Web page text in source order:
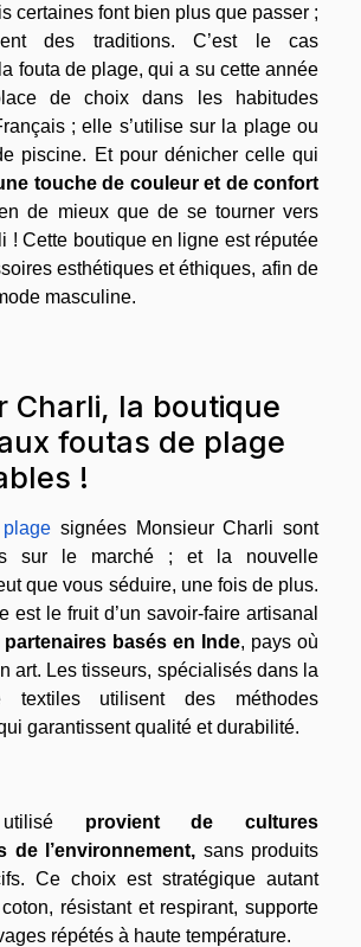
certaines font bien plus que passer ;
des traditions. C’est le cas
fouta de plage, qui a su cette année
de choix dans les habitudes
; elle s’utilise sur la plage ou
piscine. Et pour dénicher celle qui
touche de couleur et de confort
de mieux que de se tourner vers
! Cette boutique en ligne est réputée
esthétiques et éthiques, afin de
masculine.
Charli, la boutique
foutas de plage
!
signées Monsieur Charli sont
sur le marché ; et la nouvelle
que vous séduire, une fois de plus.
est le fruit d’un savoir-faire artisanal
partenaires basés en Inde, pays où
art. Les tisseurs, spécialisés dans la
textiles utilisent des méthodes
garantissent qualité et durabilité.
provient de cultures
de l’environnement, sans produits
Ce choix est stratégique autant
résistant et respirant, supporte
répétés à haute température.